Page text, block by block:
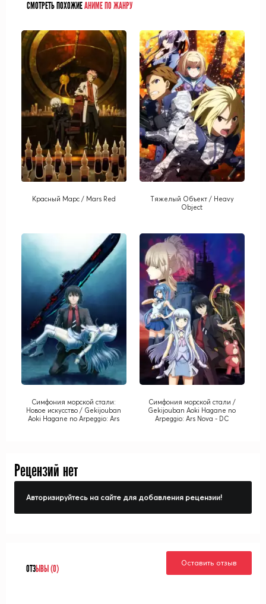
СМОТРЕТЬ ПОХОЖИЕАНИМЕ ПО ЖАНРУ
Красный Марс / Mars Red
Тяжелый Объект / Heavy
Object
Симфония морской стали:
Новое искусство / Gekijouban
Aoki Hagane no Arpeggio: Ars
Симфония морской стали /
Gekijouban Aoki Hagane no
Arpeggio: Ars Nova - DC
Рецензий нет
Авторизируйтесь на сайте для добавления рецензии!
ОТЗЫВЫ (0)
Оставить отзыв